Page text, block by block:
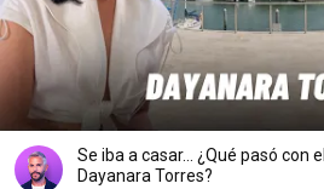
Se iba a casar… ¿Qué pasó con
Dayanara Torres?